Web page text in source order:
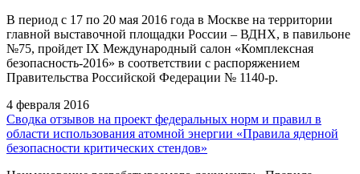
В период с 17 по 20 мая 2016 года в Москве на территории
главной выставочной площадки России – ВДНХ, в павильоне
№75, пройдет IX Международный салон «Комплексная
безопасность-2016» в соответствии с распоряжением
Правительства Российской Федерации № 1140-р.
4 февраля 2016
Сводка отзывов на проект федеральных норм и правил в
области использования атомной энергии «Правила ядерной
безопасности критических стендов»